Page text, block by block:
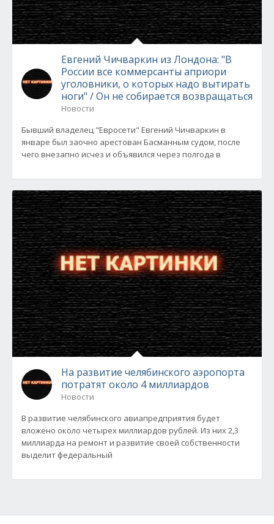
Евгений Чичваркин из Лондона: "В
России все коммерсанты априори
уголовники, о которых надо вытирать
ноги" / Он не собирается возвращаться
Новости
Бывший владелец "Евросети" Евгений Чичваркин в
январе был заочно арестован Басманным судом, после
чего внезапно исчез и объявился через полгода в
На развитие челябинского аэропорта
потратят около 4 миллиардов
Новости
В развитие челябинского авиапредприятия будет
вложено около четырех миллиардов рублей. Из них 2,3
миллиарда на ремонт и развитие своей собственности
выделит федеральный